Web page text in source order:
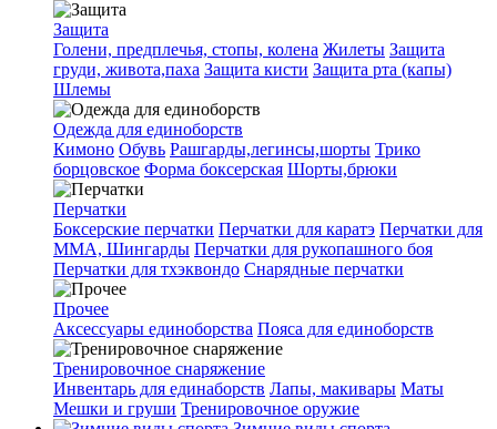
Защита
Голени, предплечья, стопы, колена Жилеты Защита
груди, живота,паха Защита кисти Защита рта (капы)
Шлемы
Одежда для единоборств
Кимоно Обувь Рашгарды,легинсы,шорты Трико
борцовское Форма боксерская Шорты,брюки
Перчатки
Боксерские перчатки Перчатки для каратэ Перчатки для
ММА, Шингарды Перчатки для рукопашного боя
Перчатки для тхэквондо Снарядные перчатки
Прочее
Аксессуары единоборства Пояса для единоборств
Тренировочное снаряжение
Инвентарь для единаборств Лапы, макивары Маты
Мешки и груши Тренировочное оружие